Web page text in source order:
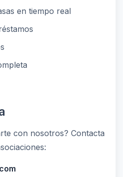
en tiempo real
con nosotros? Contacta